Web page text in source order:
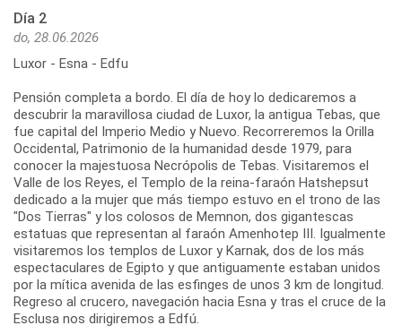
Día 2
do, 28.06.2026
Luxor - Esna - Edfu
Pensión completa a bordo. El día de hoy lo dedicaremos a
descubrir la maravillosa ciudad de Luxor, la antigua Tebas, que
fue capital del Imperio Medio y Nuevo. Recorreremos la Orilla
Occidental, Patrimonio de la humanidad desde 1979, para
conocer la majestuosa Necrópolis de Tebas. Visitaremos el
Valle de los Reyes, el Templo de la reina-faraón Hatshepsut
dedicado a la mujer que más tiempo estuvo en el trono de las
"Dos Tierras" y los colosos de Memnon, dos gigantescas
estatuas que representan al faraón Amenhotep III. Igualmente
visitaremos los templos de Luxor y Karnak, dos de los más
espectaculares de Egipto y que antiguamente estaban unidos
por la mítica avenida de las esfinges de unos 3 km de longitud.
Regreso al crucero, navegación hacia Esna y tras el cruce de la
Esclusa nos dirigiremos a Edfú.